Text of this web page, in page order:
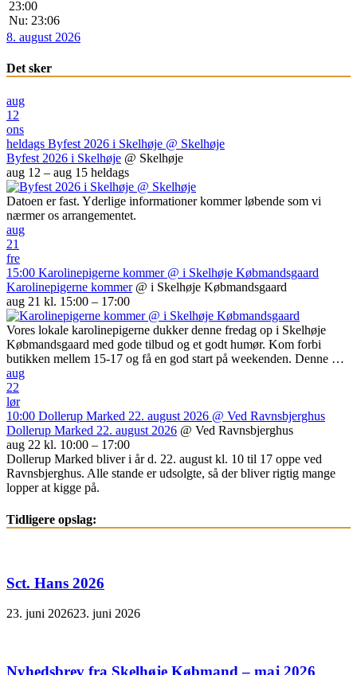
23:00
Nu: 23:06
8. august 2026
Det sker
aug
12
ons
heldags Byfest 2026 i Skelhøje @ Skelhøje
Byfest 2026 i Skelhøje @ Skelhøje
aug 12 – aug 15 heldags
Datoen er fast. Yderlige informationer kommer løbende som vi
nærmer os arrangementet.
aug
21
fre
15:00 Karolinepigerne kommer @ i Skelhøje Købmandsgaard
Karolinepigerne kommer @ i Skelhøje Købmandsgaard
aug 21 kl. 15:00 – 17:00
Vores lokale karolinepigerne dukker denne fredag op i Skelhøje
Købmandsgaard med gode tilbud og et godt humør. Kom forbi
butikken mellem 15-17 og få en god start på weekenden. Denne …
aug
22
lør
10:00 Dollerup Marked 22. august 2026 @ Ved Ravnsbjerghus
Dollerup Marked 22. august 2026 @ Ved Ravnsbjerghus
aug 22 kl. 10:00 – 17:00
Dollerup Marked bliver i år d. 22. august kl. 10 til 17 oppe ved
Ravnsbjerghus. Alle stande er udsolgte, så der bliver rigtig mange
lopper at kigge på.
Tidligere opslag:
Sct. Hans 2026
23. juni 202623. juni 2026
Nyhedsbrev fra Skelhøje Købmand – maj 2026